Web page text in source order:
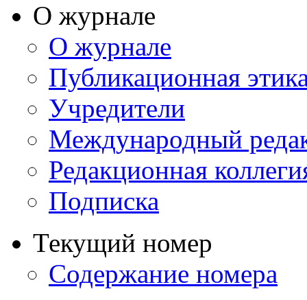
О журнале
О журнале
Публикационная
Учредители
Международный
Редакционная
Подписка
Текущий номер
Содержание номера